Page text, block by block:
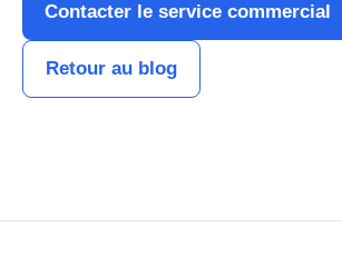
Contacter le service commercial
Retour au blog